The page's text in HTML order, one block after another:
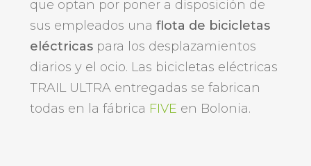
que optan por poner a disposición de
sus empleados una flota de bicicletas
eléctricaspara los desplazamientos
diarios y el ocio. Las bicicletas eléctricas
TRAIL ULTRA entregadas se fabrican
todas en la fábrica FIVE en Bolonia.